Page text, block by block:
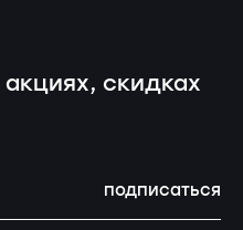
скидках
подписаться